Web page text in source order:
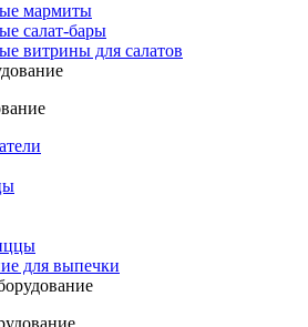
мармиты
салат-бары
витрины для салатов
для выпечки